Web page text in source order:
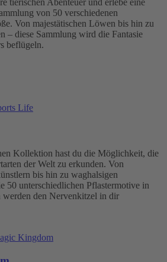
tierischen Abenteuer und erlebe eine
von 50 verschiedenen
Von majestätischen Löwen bis hin zu
– diese Sammlung wird die Fantasie
beflügeln.
Kollektion hast du die Möglichkeit, die
der Welt zu erkunden. Von
bis hin zu waghalsigen
50 unterschiedlichen Pflastermotive in
werden den Nervenkitzel in dir